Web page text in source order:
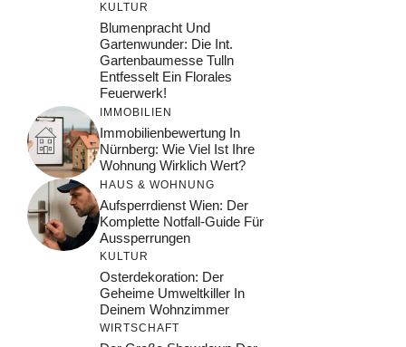
KULTUR
Blumenpracht Und
Gartenwunder: Die Int.
Gartenbaumesse Tulln
Entfesselt Ein Florales
Feuerwerk!
IMMOBILIEN
Immobilienbewertung In
Nürnberg: Wie Viel Ist Ihre
Wohnung Wirklich Wert?
HAUS & WOHNUNG
Aufsperrdienst Wien: Der
Komplette Notfall-Guide Für
Aussperrungen
KULTUR
Osterdekoration: Der
Geheime Umweltkiller In
Deinem Wohnzimmer
WIRTSCHAFT